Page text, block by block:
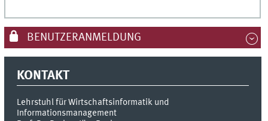
BENUTZERANMELDUNG
KONTAKT
Lehrstuhl für Wirtschaftsinformatik und
Informationsmanagement